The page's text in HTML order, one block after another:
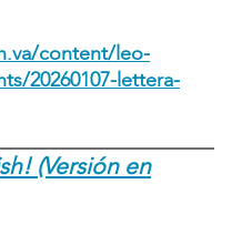
content/leo-
20260107-lettera-
(Versión en